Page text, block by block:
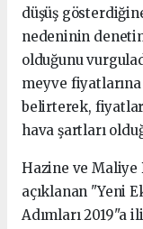
düşüş
nedeninin
olduğunu
meyve
belirterek,
hava şartları
Hazine ve Maliye
açıklanan "Yeni
Adımları 2019"a